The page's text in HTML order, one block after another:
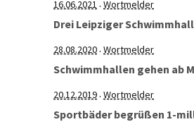
16.06.2021 · Wortmelder
Drei Leipziger
28.08.2020· Wortmelder
Schwimmhallen gehen ab
20.12.2019· Wortmelder
Sportbäder begrüßen 1-